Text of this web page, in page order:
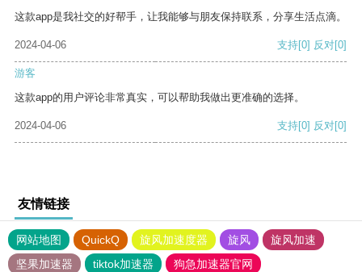
这款app是我社交的好帮手，让我能够与朋友保持联系，分享生活点滴。
2024-04-06 支持[0] 反对[0]
游客
这款app的用户评论非常真实，可以帮助我做出更准确的选择。
2024-04-06 支持[0] 反对[0]
友情链接
网站地图 QuickQ 旋风加速度器 旋风
旋风加速
坚果加速器
tiktok加速器
狗急加速器官网